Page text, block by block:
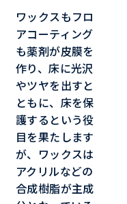
ワックスもフロ
アコーティング
も薬剤が皮膜を
作り、床に光沢
やツヤを出すと
ともに、床を保
護するという役
目を果たします
が、ワックスは
アクリルなどの
合成樹脂が主成